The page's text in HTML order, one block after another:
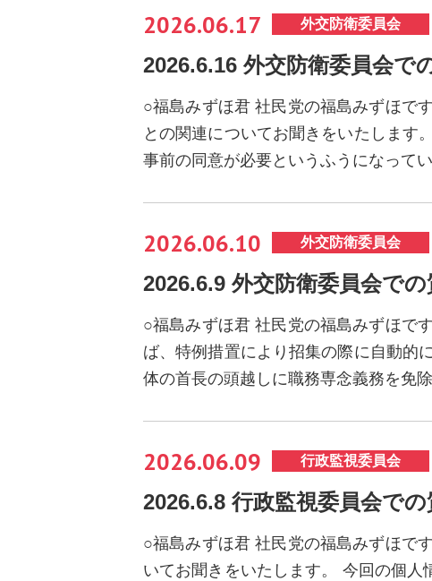
2026.06.17 外交防衛委員会
2026.6.16 外交防衛委員会で
○福島みずほ君 社民党の福島みずほで
との関連についてお聞きをいたします
事前の同意が必要というふうになって
2026.06.10 外交防衛委員会
2026.6.9 外交防衛委員会での
○福島みずほ君 社民党の福島みずほで
ば、特例措置により招集の際に自動的
体の首長の頭越しに職務専念義務を免
2026.06.09 行政監視委員会
2026.6.8 行政監視委員会での
○福島みずほ君 社民党の福島みずほで
いてお聞きをいたします。 今回の個